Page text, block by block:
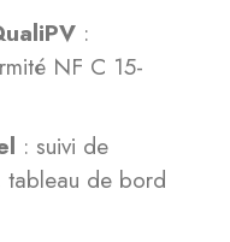
:
NF C 15-
: suivi de
tableau de bord